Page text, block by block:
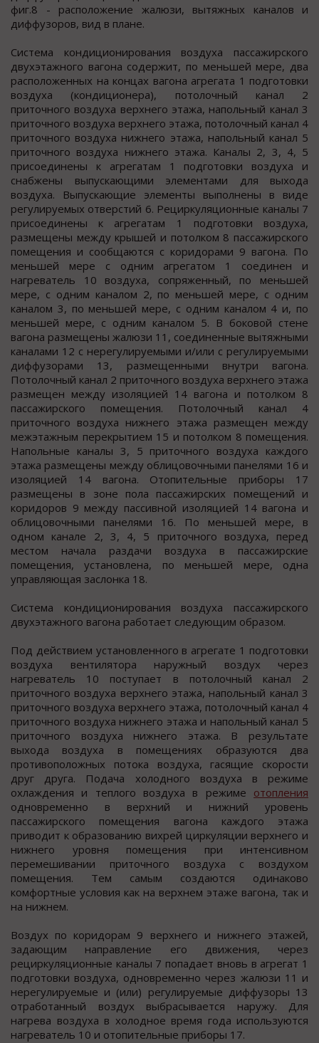
фиг.8 - расположение жалюзи, вытяжных каналов и
диффузоров, вид в плане.
Система кондиционирования воздуха пассажирского
двухэтажного вагона содержит, по меньшей мере, два
расположенных на концах вагона агрегата 1 подготовки
воздуха (кондиционера), потолочный канал 2
приточного воздуха верхнего этажа, напольный канал 3
приточного воздуха верхнего этажа, потолочный канал 4
приточного воздуха нижнего этажа, напольный канал 5
приточного воздуха нижнего этажа. Каналы 2, 3, 4, 5
присоединены к агрегатам 1 подготовки воздуха и
снабжены выпускающими элементами для выхода
воздуха. Выпускающие элементы выполнены в виде
регулируемых отверстий 6. Рециркуляционные каналы 7
присоединены к агрегатам 1 подготовки воздуха,
размещены между крышей и потолком 8 пассажирского
помещения и сообщаются с коридорами 9 вагона. По
меньшей мере с одним агрегатом 1 соединен и
нагреватель 10 воздуха, сопряженный, по меньшей
мере, с одним каналом 2, по меньшей мере, с одним
каналом 3, по меньшей мере, с одним каналом 4 и, по
меньшей мере, с одним каналом 5. В боковой стене
вагона размещены жалюзи 11, соединенные вытяжными
каналами 12 с нерегулируемыми и/или с регулируемыми
диффузорами 13, размещенными внутри вагона.
Потолочный канал 2 приточного воздуха верхнего этажа
размещен между изоляцией 14 вагона и потолком 8
пассажирского помещения. Потолочный канал 4
приточного воздуха нижнего этажа размещен между
межэтажным перекрытием 15 и потолком 8 помещения.
Напольные каналы 3, 5 приточного воздуха каждого
этажа размещены между облицовочными панелями 16 и
изоляцией 14 вагона. Отопительные приборы 17
размещены в зоне пола пассажирских помещений и
коридоров 9 между пассивной изоляцией 14 вагона и
облицовочными панелями 16. По меньшей мере, в
одном канале 2, 3, 4, 5 приточного воздуха, перед
местом начала раздачи воздуха в пассажирские
помещения, установлена, по меньшей мере, одна
управляющая заслонка 18.
Система кондиционирования воздуха пассажирского
двухэтажного вагона работает следующим образом.
Под действием установленного в агрегате 1 подготовки
воздуха вентилятора наружный воздух через
нагреватель 10 поступает в потолочный канал 2
приточного воздуха верхнего этажа, напольный канал 3
приточного воздуха верхнего этажа, потолочный канал 4
приточного воздуха нижнего этажа и напольный канал 5
приточного воздуха нижнего этажа. В результате
выхода воздуха в помещениях образуются два
противоположных потока воздуха, гасящие скорости
друг друга. Подача холодного воздуха в режиме
охлаждения и теплого воздуха в режиме отопления
одновременно в верхний и нижний уровень
пассажирского помещения вагона каждого этажа
приводит к образованию вихрей циркуляции верхнего и
нижнего уровня помещения при интенсивном
перемешивании приточного воздуха с воздухом
помещения. Тем самым создаются одинаково
комфортные условия как на верхнем этаже вагона, так и
на нижнем.
Воздух по коридорам 9 верхнего и нижнего этажей,
задающим направление его движения, через
рециркуляционные каналы 7 попадает вновь в агрегат 1
подготовки воздуха, одновременно через жалюзи 11 и
нерегулируемые и (или) регулируемые диффузоры 13
отработанный воздух выбрасывается наружу. Для
нагрева воздуха в холодное время года используются
нагреватель 10 и отопительные приборы 17.